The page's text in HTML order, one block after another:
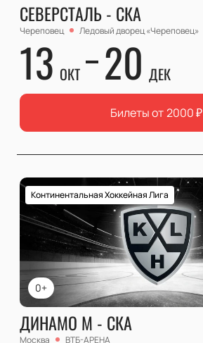
СЕВЕРСТАЛЬ - СКА
Череповец Ледовый дворец «Череповец»
13 ОКТ 20 ДЕК
Билеты от 2000₽
0+
Континентальная Хоккейная Лига
ДИНАМО М - СКА
Москва ВТБ-АРЕНА